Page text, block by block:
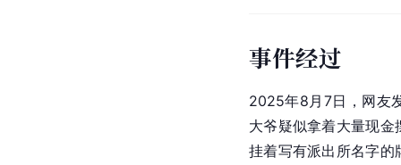
事件经过
2025年8月7日，网友
大爷疑似拿着大量现
挂着写有派出所名字的